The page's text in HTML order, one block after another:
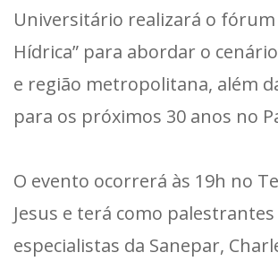
Universitário realizará o fórum
Hídrica” para abordar o
e região metropolitana, além
para os próximos 30 anos no
O evento ocorrerá às 19h no
Jesus e terá como palestrantes
especialistas da Sanepar,